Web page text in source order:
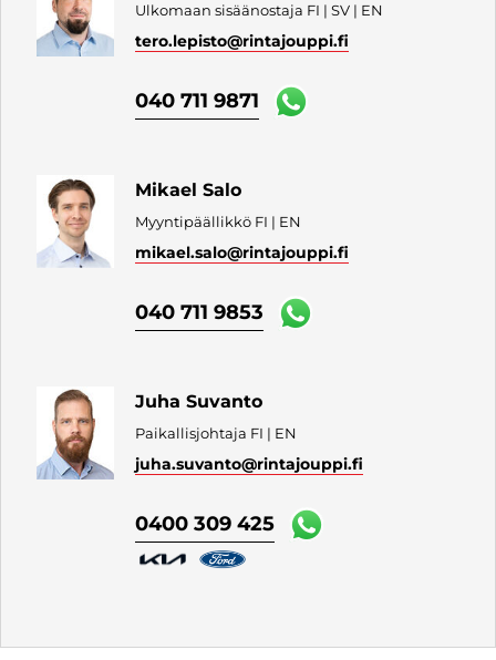
Ulkomaan sisäänostaja FI | SV | EN
tero.lepisto@rintajouppi.fi
040 711 9871
Mikael Salo
Myyntipäällikkö FI | EN
mikael.salo@rintajouppi.fi
040 711 9853
Juha Suvanto
Paikallisjohtaja FI | EN
juha.suvanto@rintajouppi.fi
0400 309 425